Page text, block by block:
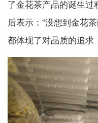
了金花茶产品的诞生过
后表示：“没想到金花
都体现了对品质的追求